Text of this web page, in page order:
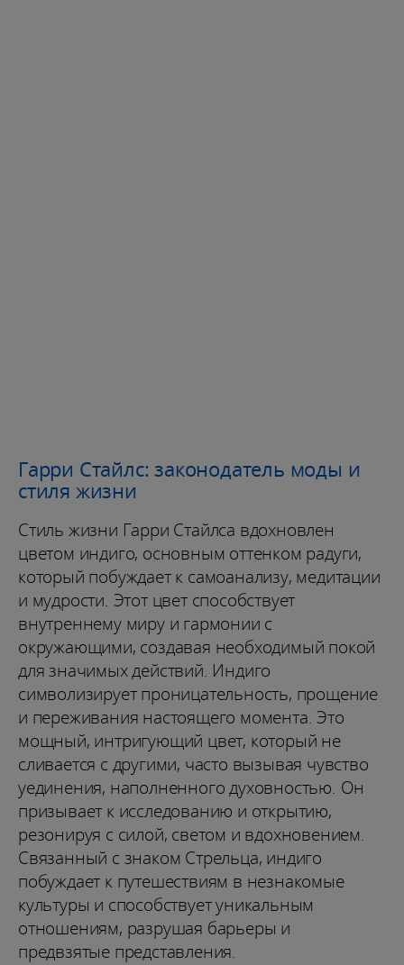
Гарри Стайлс: законодатель моды и
стиля жизни
Стиль жизни Гарри Стайлса вдохновлен
цветом индиго, основным оттенком радуги,
который побуждает к самоанализу, медитации
и мудрости. Этот цвет способствует
внутреннему миру и гармонии с
окружающими, создавая необходимый покой
для значимых действий. Индиго
символизирует проницательность, прощение
и переживания настоящего момента. Это
мощный, интригующий цвет, который не
сливается с другими, часто вызывая чувство
уединения, наполненного духовностью. Он
призывает к исследованию и открытию,
резонируя с силой, светом и вдохновением.
Связанный с знаком Стрельца, индиго
побуждает к путешествиям в незнакомые
культуры и способствует уникальным
отношениям, разрушая барьеры и
предвзятые представления.